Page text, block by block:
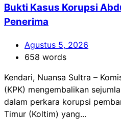
Bukti Kasus Korupsi
Penerima
Agustus 5, 2026
658 words
Kendari, Nuansa Sultra –
(KPK) mengembalikan
dalam perkara korupsi
Timur (Koltim) yang...